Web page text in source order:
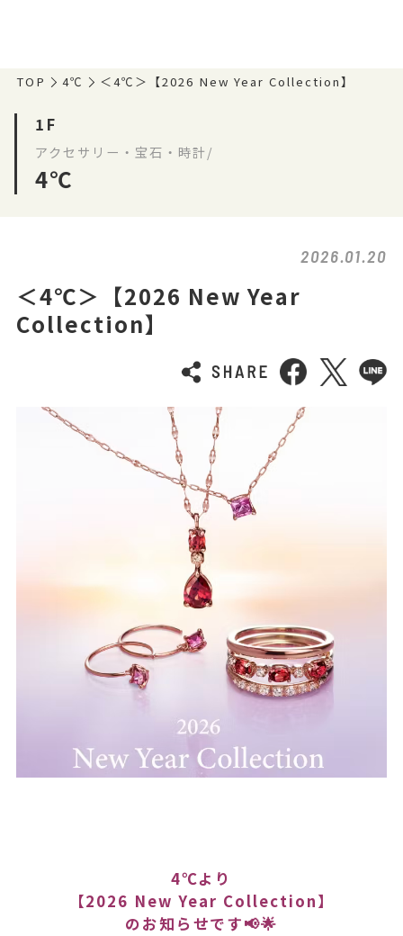
TOP 4℃ ＜4℃＞【2026 New Year Collection】
1F
アクセサリー・宝石・時計/
4℃
2026.01.20
＜4℃＞【2026 New Year
Collection】
4℃より
【2026 New Year Collection】
のお知らせです📢🌟